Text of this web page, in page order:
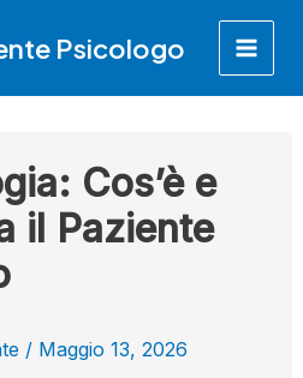
Psicologo
Cos’è e
il Paziente
/ Maggio 13, 2026